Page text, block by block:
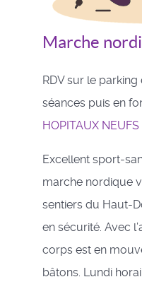
Marche
RDV sur le
séances puis en
HOPITAUX NEUFS
Excellent sport-
marche nordique
sentiers du Haut-
en sécurité. Avec
corps est en
bâtons. Lundi